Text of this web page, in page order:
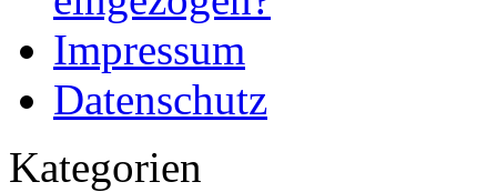
Impressum
Datenschutz
Kategorien